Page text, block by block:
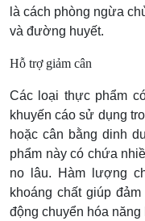
là cách phòng ngừa
và đường huyết.
Hỗ trợ giảm cân
Các loại thực phẩm
khuyến cáo sử dụng
hoặc cân bằng dinh
phẩm này có chứa
no lâu. Hàm lượng
khoáng chất giúp
động chuyển hóa